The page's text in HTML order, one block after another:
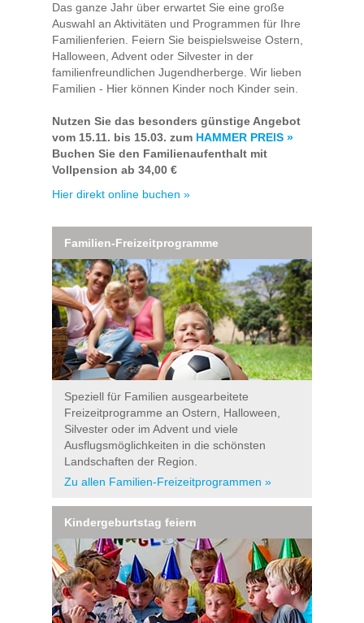
Das ganze Jahr über erwartet Sie eine große
Auswahl an Aktivitäten und Programmen für Ihre
Familienferien. Feiern Sie beispielsweise Ostern,
Halloween, Advent oder Silvester in der
familienfreundlichen Jugendherberge. Wir lieben
Familien - Hier können Kinder noch Kinder sein.
Nutzen Sie das besonders günstige Angebot
vom 15.11. bis 15.03. zum HAMMER PREIS »
Buchen Sie den Familienaufenthalt mit
Vollpension ab 34,00 €
Hier direkt online buchen »
Familien-Freizeitprogramme
Speziell für Familien ausgearbeitete
Freizeitprogramme an Ostern, Halloween,
Silvester oder im Advent und viele
Ausflugsmöglichkeiten in die schönsten
Landschaften der Region.
Zu allen Familien-Freizeitprogrammen »
Kindergeburtstag feiern